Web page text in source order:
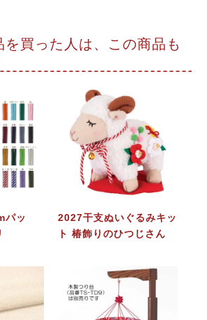
を買った人は、この商品も
パッ
2027干支ぬいぐるみキッ
ト 椿飾りのひつじさん